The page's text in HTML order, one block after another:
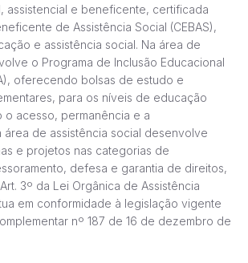
assistencial e beneficente, certificada
de Assistência Social (CEBAS),
e assistência social. Na área de
o Programa de Inclusão Educacional
oferecendo bolsas de estudo e
para os níveis de educação
o acesso, permanência e a
área de assistência social desenvolve
e projetos nas categorias de
defesa e garantia de direitos,
3º da Lei Orgânica de Assistência
em conformidade à legislação vigente
nº 187 de 16 de dezembro de